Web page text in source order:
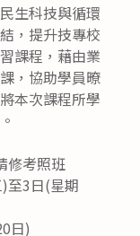
生科技與循環
，提升技專校
課程，藉由業
，協助學員暸
本次課程所學
修考照班
至3日(星期
日)